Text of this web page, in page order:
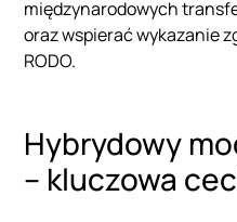
międzynarodowych
oraz wspierać wykazanie
RODO.
Hybrydowy
– kluczowa